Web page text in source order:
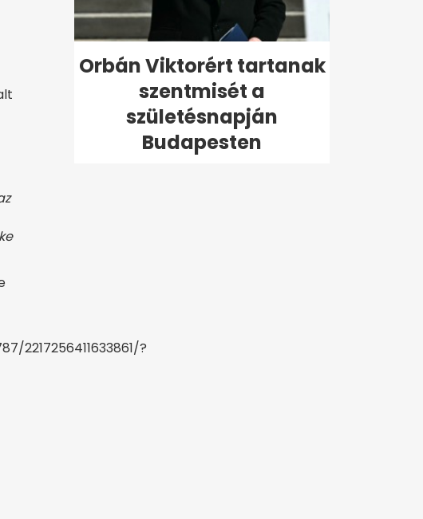
2217256411633861/?
Orbán Viktorért tartanak
szentmisét a
születésnapján
Budapesten